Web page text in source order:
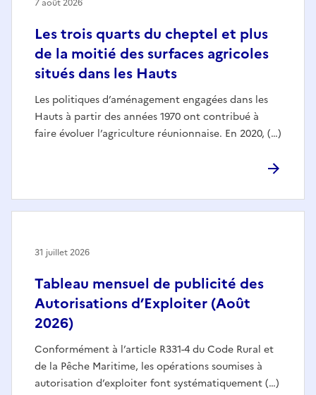
Les trois quarts du cheptel et plus
de la moitié des surfaces agricoles
situés dans les Hauts
Les politiques d’aménagement engagées dans les
Hauts à partir des années 1970 ont contribué à
faire évoluer l’agriculture réunionnaise. En 2020, (…)
Tableau mensuel de publicité des
Autorisations d’Exploiter (Août
2026)
Conformément à l’article R331-4 du Code Rural et
de la Pêche Maritime, les opérations soumises à
autorisation d’exploiter font systématiquement (…)
31 juillet 2026